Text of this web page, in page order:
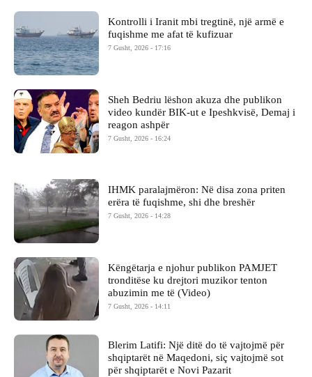
Kontrolli i Iranit mbi tregtinë, një armë e
fuqishme me afat të kufizuar
7 Gusht, 2026 - 17:16
Sheh Bedriu lëshon akuza dhe publikon
video kundër BIK-ut e Ipeshkvisë, Demaj i
reagon ashpër
7 Gusht, 2026 - 16:24
IHMK paralajmëron: Në disa zona priten
erëra të fuqishme, shi dhe breshër
7 Gusht, 2026 - 14:28
Këngëtarja e njohur publikon PAMJET
tronditëse ku drejtori muzikor tenton
abuzimin me të (Video)
7 Gusht, 2026 - 14:11
Blerim Latifi: Një ditë do të vajtojmë për
shqiptarët në Maqedoni, siç vajtojmë sot
për shqiptarët e Novi Pazarit